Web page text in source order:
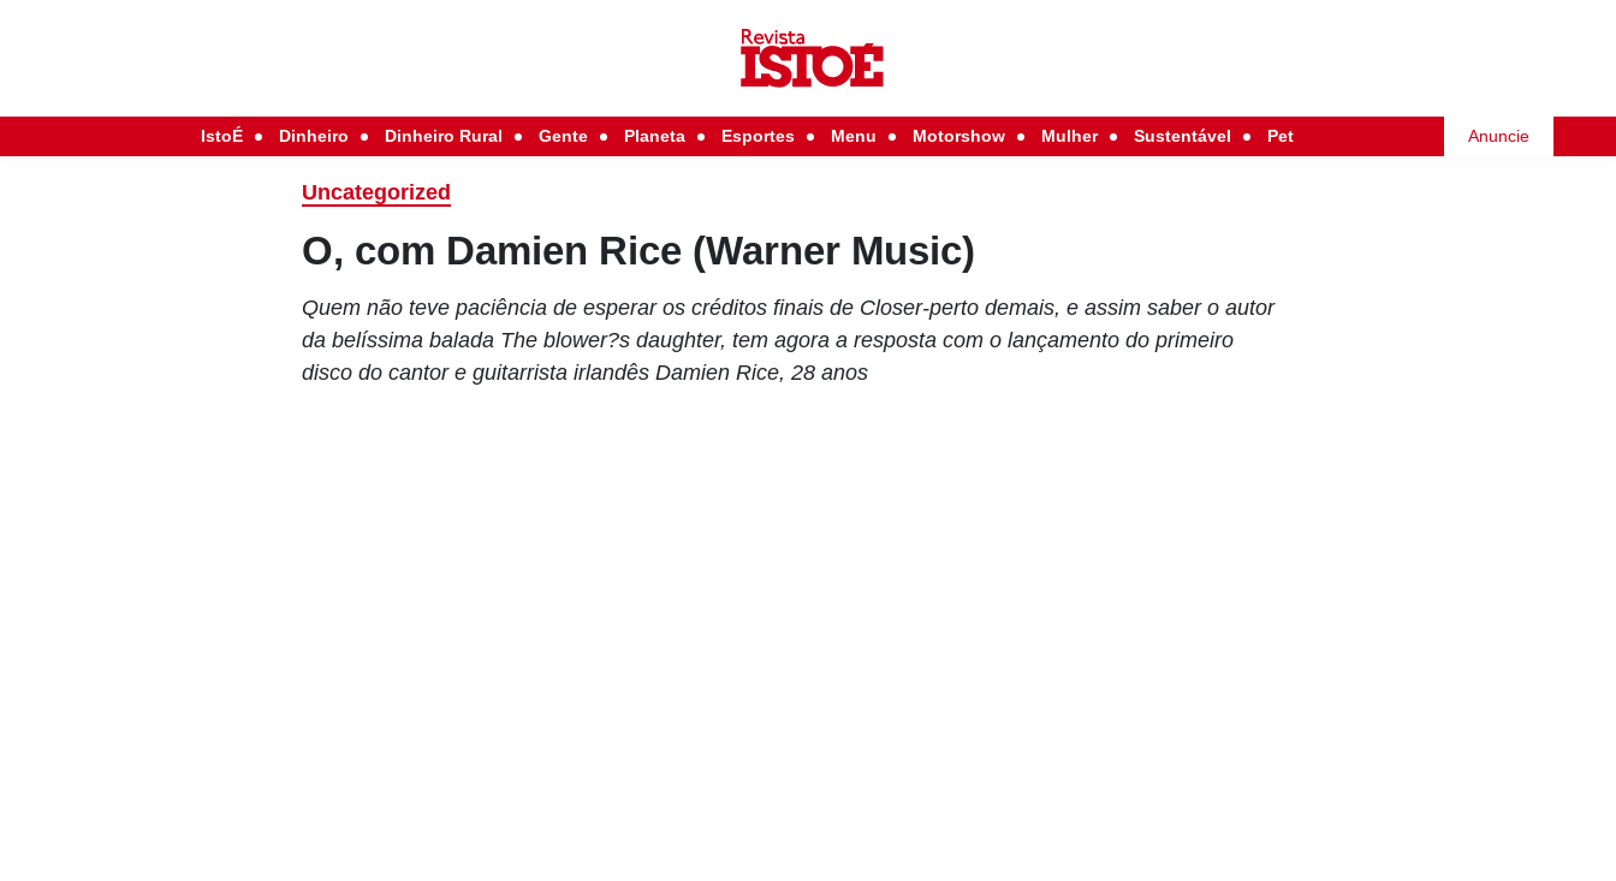
IstoÉ Dinheiro Dinheiro Rural Gente Planeta Esportes Menu Motorshow Mulher Sustentável Pet Anuncie
Uncategorized
O, com Damien Rice (Warner Music)
Quem não teve paciência de esperar os créditos finais de Closer-perto demais, e assim saber o autor
da belíssima balada The blower?s daughter, tem agora a resposta com o lançamento do primeiro
disco do cantor e guitarrista irlandês Damien Rice, 28 anos